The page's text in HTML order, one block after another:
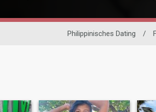
Philippinisches Dating /